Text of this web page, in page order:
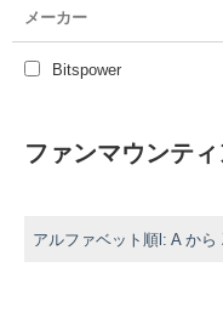
メーカー
Bitspower
ファンマウンテ
アルファベット順l: A から